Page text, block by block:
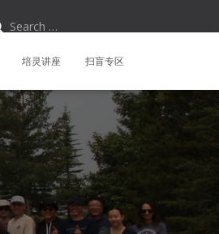
f
r
Search …
培灵讲座 扫盲专区